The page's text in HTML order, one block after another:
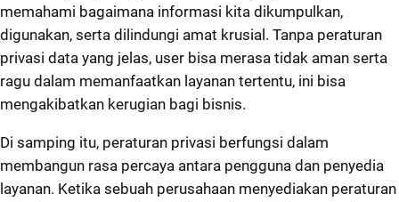
memahami bagaimana informasi kita dikumpulkan,
digunakan, serta dilindungi amat krusial. Tanpa peraturan
privasi data yang jelas, user bisa merasa tidak aman serta
ragu dalam memanfaatkan layanan tertentu, ini bisa
mengakibatkan kerugian bagi bisnis.
Di samping itu, peraturan privasi berfungsi dalam
membangun rasa percaya antara pengguna dan penyedia
layanan. Ketika sebuah perusahaan menyediakan peraturan